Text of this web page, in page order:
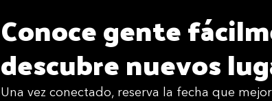
Conoce gente
descubre nuevos
Una vez conectado, reserva la fecha que